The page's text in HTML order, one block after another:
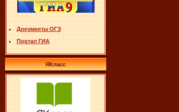
Документы ОГЭ
Портал ГИА
ЯКласс